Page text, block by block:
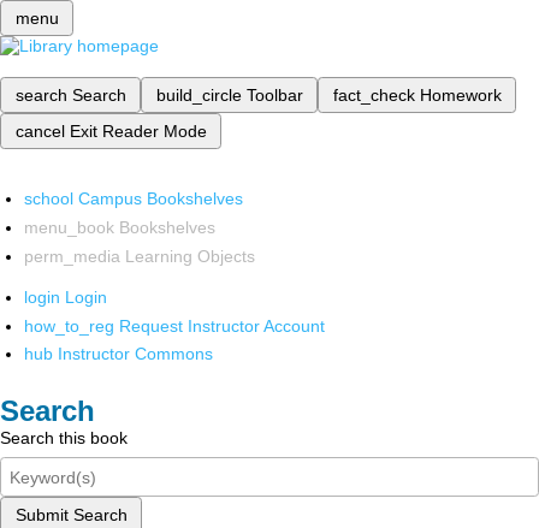
menu
search Search build_circle Toolbar fact_check Homework
cancel Exit Reader Mode
school Campus Bookshelves
menu_book Bookshelves
perm_media Learning Objects
login Login
how_to_reg Request Instructor Account
hub Instructor Commons
Search
Search this book
Submit Search